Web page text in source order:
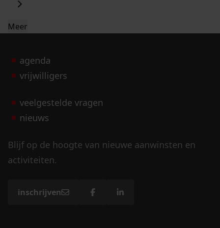
Meer
agenda
vrijwilligers
veelgestelde vragen
nieuws
Blijf op de hoogte van nieuwe aanwinsten en
activiteiten.
inschrijven